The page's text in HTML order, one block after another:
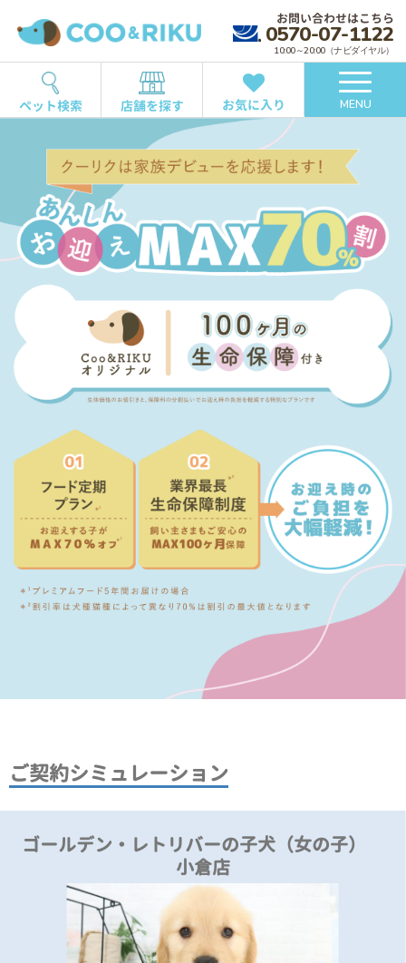
お問い合わせはこちら
0570-07-1122
10:00～20:00（ナビダイヤル）
ペット検索 店舗を探す お気に入り MENU
ご契約シミュレーション
ゴールデン・レトリバーの子犬（女の子）
小倉店